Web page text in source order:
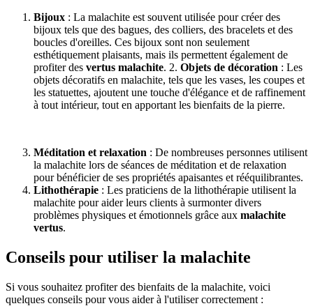
Bijoux : La malachite est souvent utilisée pour créer des
bijoux tels que des bagues, des colliers, des bracelets et des
boucles d'oreilles. Ces bijoux sont non seulement
esthétiquement plaisants, mais ils permettent également de
profiter des vertus malachite. 2. Objets de décoration : Les
objets décoratifs en malachite, tels que les vases, les coupes et
les statuettes, ajoutent une touche d'élégance et de raffinement
à tout intérieur, tout en apportant les bienfaits de la pierre.
Méditation et relaxation : De nombreuses personnes utilisent
la malachite lors de séances de méditation et de relaxation
pour bénéficier de ses propriétés apaisantes et rééquilibrantes.
Lithothérapie : Les praticiens de la lithothérapie utilisent la
malachite pour aider leurs clients à surmonter divers
problèmes physiques et émotionnels grâce aux malachite
vertus.
Conseils pour utiliser la malachite
Si vous souhaitez profiter des bienfaits de la malachite, voici
quelques conseils pour vous aider à l'utiliser correctement :